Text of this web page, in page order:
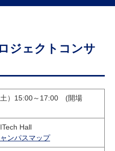
ジェクトコンサ
） 15:00～ 17:00 (開場
ech Hall
ンパスマップ